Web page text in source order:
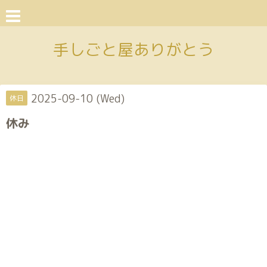
手しごと屋ありがとう
休日 2025-09-10 (Wed)
休み